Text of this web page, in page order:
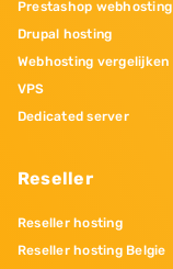
Prestashop webhosting
Drupal hosting
Webhosting vergelijken
VPS
Dedicated server
Reseller
Reseller hosting
Reseller hosting Belgie